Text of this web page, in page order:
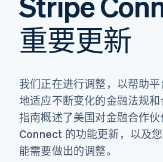
Payment links
无代码支付
Checkout
预构建支付界
灵活的 UI 组件
支付方式
Access to
125+
Authorization
Boost
支付成功率优
Metronome
按用量计费
Subscriptions
订阅管理
账单
Tax
销售税和增值
税自动化
Revenue
Recognition
按应用场景
电子商务
嵌入式金融
财务自动化
全球化企业
应用内支付
交易市场
资金管理
平台
Stripe Apps
指南
接受线上付款
实施预建结账流程
构建平台或交易市
管理订阅
提供按用量计费
发行稳定币支持的
使用代理预配和管理
支持
管理支持方案
专业服务
公司
重要更新
我们正在进行调整，以帮助
地适应不断变化的金融法规
指南概述了美国对金融合作伙
Connect 的功能更新，以及
能需要做出的调整。